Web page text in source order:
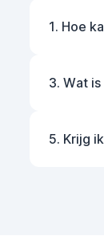
1. Hoe
3. Wat
5. Krijg